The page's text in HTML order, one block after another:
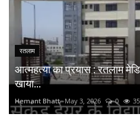
रतलाम
आत्महत्या का प्रयास : रतलाम
खाया...
Hemant Bhatt May 3, 2026 0